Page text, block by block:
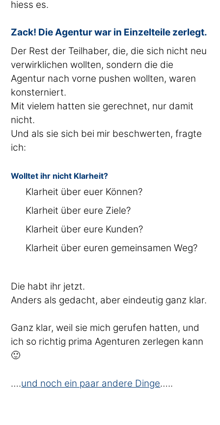
hiess es.
Zack! Die Agentur war in Einzelteile zerlegt.
Der Rest der Teilhaber, die, die sich nicht neu
verwirklichen wollten, sondern die die
Agentur nach vorne pushen wollten, waren
konsterniert.
Mit vielem hatten sie gerechnet, nur damit
nicht.
Und als sie sich bei mir beschwerten, fragte
ich:
Wolltet ihr nicht Klarheit?
Klarheit über euer Können?
Klarheit über eure Ziele?
Klarheit über eure Kunden?
Klarheit über euren gemeinsamen Weg?
Die habt ihr jetzt.
Anders als gedacht, aber eindeutig ganz klar.
Ganz klar, weil sie mich gerufen hatten, und
ich so richtig prima Agenturen zerlegen kann
🙂
….und noch ein paar andere Dinge…..